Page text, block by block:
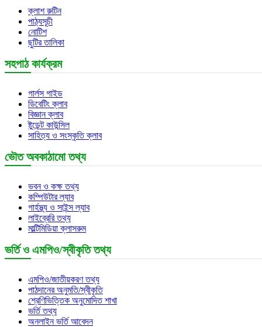
ক্লাশ রুটিন
পাঠ্যসূচী
নোটিশ
ছুটির তালিকা
সহপাঠ কার্যক্রম
গার্লস গাইড
ডিবেটিং ক্লাব
বিজ্ঞান ক্লাব
ষ্টুডেন্ট কাউন্সিল
সাহিত্য ও সংস্কৃতি ক্লাব
ভৌত অবকাঠামো তথ্য
ভবন ও কক্ষ তথ্য
কম্পিউটার ল্যাব
গার্হস্থ্য ও সাইন্স ল্যাব
লাইব্রেরি তথ্য
মাল্টিমিডিয়া ক্লাসরুম
ভর্তি ও এমপিও/স্বীকৃতি তথ্য
এমপিও/জাতীয়করণ তথ্য
পাঠদানের অনুমতি/স্বীকৃতি
শ্রেণিভিত্তিক অনুমোদিত শাখা
ভর্তি তথ্য
অনলাইন ভর্তি আবেদন